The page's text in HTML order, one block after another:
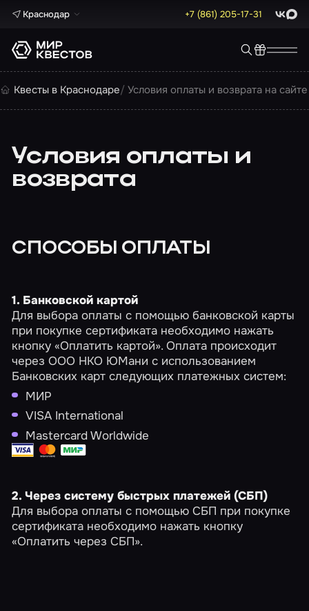
Краснодар +7 (861) 205-17-31 Max
Квесты в Краснодаре Условия оплаты и возврата на сайте
Условия оплаты и
возврата
СПОСОБЫ ОПЛАТЫ
1. Банковской картой
Для выбора оплаты с помощью банковской карты
при покупке сертификата необходимо нажать
кнопку «Оплатить картой». Оплата происходит
через ООО НКО ЮМани с использованием
Банковских карт следующих платежных систем:
МИР
VISA International
Mastercard Worldwide
2. Через систему быстрых платежей (СБП)
Для выбора оплаты с помощью СБП при покупке
сертификата необходимо нажать кнопку
«Оплатить через СБП».